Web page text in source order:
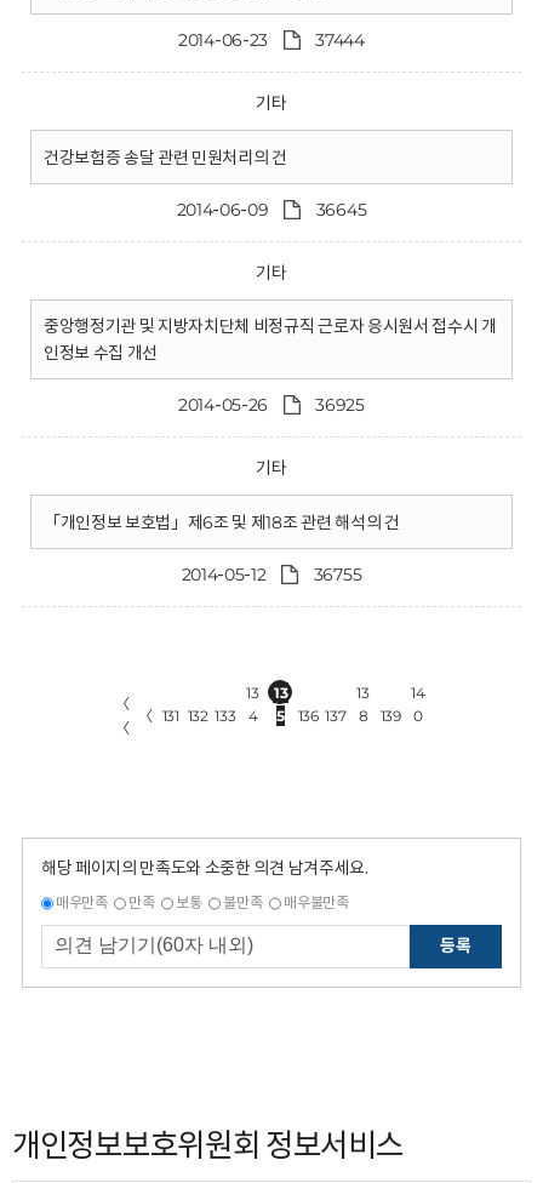
2014-06-23 37444
기타
건강보험증 송달 관련 민원처리의 건
2014-06-09 36645
기타
중앙행정기관 및 지방자치단체 비정규직 근로자 응시원서 접수시 개
인정보 수집 개선
2014-05-26 36925
기타
「개인정보 보호법」제6조 및 제18조 관련 해석의 건
2014-05-12 36755
〈
〈
〈 131 132 133
13
4
13
5
136 137
13
8
139
14
0
해당 페이지의 만족도와 소중한 의견 남겨주세요.
매우만족 만족 보통 불만족 매우불만족
등록
개인정보보호위원회 정보서비스